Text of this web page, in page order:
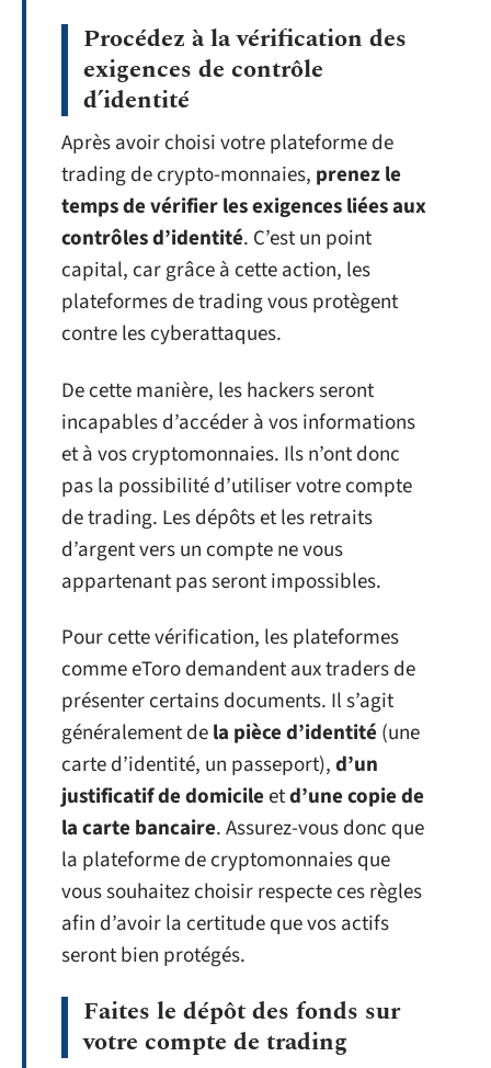
Procédez à la vérification des
exigences de contrôle
d’identité
Après avoir choisi votre plateforme de
trading de crypto-monnaies, prenez le
temps de vérifier les exigences liées aux
contrôles d’identité. C’est un point
capital, car grâce à cette action, les
plateformes de trading vous protègent
contre les cyberattaques.
De cette manière, les hackers seront
incapables d’accéder à vos informations
et à vos cryptomonnaies. Ils n’ont donc
pas la possibilité d’utiliser votre compte
de trading. Les dépôts et les retraits
d’argent vers un compte ne vous
appartenant pas seront impossibles.
Pour cette vérification, les plateformes
comme eToro demandent aux traders de
présenter certains documents. Il s’agit
généralement dela pièce d’identité (une
carte d’identité, un passeport),d’un
justificatif de domicileetd’une copie de
la carte bancaire. Assurez-vous donc que
la plateforme de cryptomonnaies que
vous souhaitez choisir respecte ces règles
afin d’avoir la certitude que vos actifs
seront bien protégés.
Faites le dépôt des fonds sur
votre compte de trading